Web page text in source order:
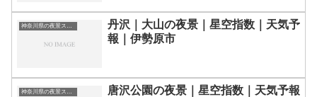
神奈川県の夜景スポット一覧
丹沢｜大山の夜景｜星空指数｜天気予
報｜伊勢原市
神奈川県の夜景スポット一覧
唐沢公園の夜景｜星空指数｜天気予報